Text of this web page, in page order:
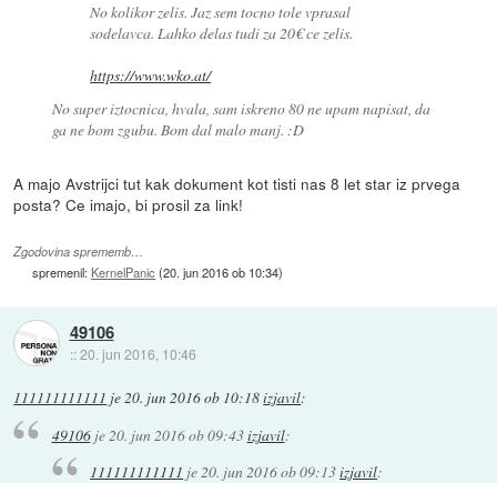
No kolikor zelis. Jaz sem tocno tole vprasal
sodelavca. Lahko delas tudi za 20€ ce zelis.
https://www.wko.at/
No super iztocnica, hvala, sam iskreno 80 ne upam napisat, da
ga ne bom zgubu. Bom dal malo manj. :D
A majo Avstrijci tut kak dokument kot tisti nas 8 let star iz prvega
posta? Ce imajo, bi prosil za link!
Zgodovina sprememb…
spremenil: KernelPanic (20. jun 2016 ob 10:34)
49106
::20. jun 2016, 10:46
111111111111 je20. jun 2016 ob 10:18izjavil:
49106je20. jun 2016 ob 09:43izjavil:
111111111111 je 20. jun 2016 ob 09:13izjavil: